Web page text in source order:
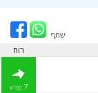
שתף
רוח
7 קמ״ש